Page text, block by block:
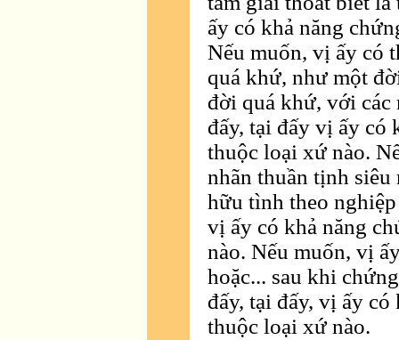
ấy có khả năng
Nếu muốn, vị ấy có
quá khứ, như một
đời quá khứ, với các
đấy, tại đấy vị ấy có
thuộc loại xứ nào.
nhãn thuần tịnh siêu
hữu tình theo
vị ấy có khả năng
nào. Nếu muốn, vị
hoặc... sau khi
đấy, tại đấy, vị ấy
thuộc loại xứ nào.